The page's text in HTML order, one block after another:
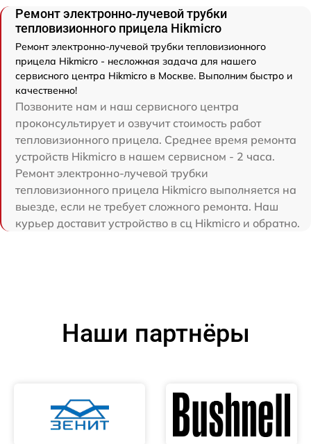
Ремонт электронно-лучевой трубки
тепловизионного прицела Hikmicro
Ремонт электронно-лучевой трубки тепловизионного
прицела Hikmicro - несложная задача для нашего
сервисного центра Hikmicro в Москве. Выполним быстро и
качественно!
Позвоните нам и наш сервисного центра
проконсультирует и озвучит стоимость работ
тепловизионного прицела. Среднее время ремонта
устройств Hikmicro в нашем сервисном - 2 часа.
Ремонт электронно-лучевой трубки
тепловизионного прицела Hikmicro выполняется на
выезде, если не требует сложного ремонта. Наш
курьер доставит устройство в сц Hikmicro и обратно.
Наши партнёры